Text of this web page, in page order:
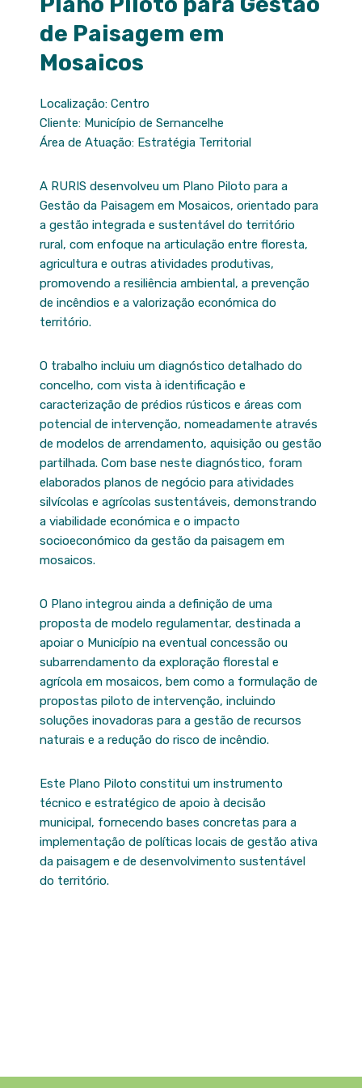
de Paisagem em
Mosaicos
Localização: Centro
Cliente: Município de Sernancelhe
Área de Atuação: Estratégia Territorial
A RURIS desenvolveu um Plano Piloto para a
Gestão da Paisagem em Mosaicos, orientado para
a gestão integrada e sustentável do território
rural, com enfoque na articulação entre floresta,
agricultura e outras atividades produtivas,
promovendo a resiliência ambiental, a prevenção
de incêndios e a valorização económica do
território.
O trabalho incluiu um diagnóstico detalhado do
concelho, com vista à identificação e
caracterização de prédios rústicos e áreas com
potencial de intervenção, nomeadamente através
de modelos de arrendamento, aquisição ou gestão
partilhada. Com base neste diagnóstico, foram
elaborados planos de negócio para atividades
silvícolas e agrícolas sustentáveis, demonstrando
a viabilidade económica e o impacto
socioeconómico da gestão da paisagem em
mosaicos.
O Plano integrou ainda a definição de uma
proposta de modelo regulamentar, destinada a
apoiar o Município na eventual concessão ou
subarrendamento da exploração florestal e
agrícola em mosaicos, bem como a formulação de
propostas piloto de intervenção, incluindo
soluções inovadoras para a gestão de recursos
naturais e a redução do risco de incêndio.
Este Plano Piloto constitui um instrumento
técnico e estratégico de apoio à decisão
municipal, fornecendo bases concretas para a
implementação de políticas locais de gestão ativa
da paisagem e de desenvolvimento sustentável
do território.